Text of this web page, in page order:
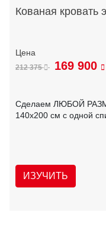
Кованая кровать
212 375 169 900
Сделаем ЛЮБОЙ
140х200 см с одной
ИЗУЧИТЬ